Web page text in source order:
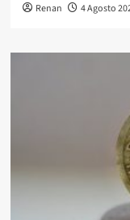
Renan 4 Agosto